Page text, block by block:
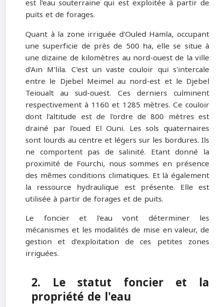
est l'eau souterraine qui est exploitée à partir de
puits et de forages.
Quant à la zone irriguée d'Ouled Hamla, occupant
une superficie de près de 500 ha, elle se situe à
une dizaine de kilomètres au nord-ouest de la ville
d'Ain M'lila. C'est un vaste couloir qui s'intercale
entre le Djebel Meimel au nord-est et le Djebel
Teioualt au sud-ouest. Ces derniers culminent
respectivement à 1160 et 1285 mètres. Ce couloir
dont l'altitude est de l'ordre de 800 mètres est
drainé par l'oued El Ouni. Les sols quaternaires
sont lourds au centre et légers sur les bordures. Ils
ne comportent pas de salinité. Etant donné la
proximité de Fourchi, nous sommes en présence
des mêmes conditions climatiques. Et là également
la ressource hydraulique est présente. Elle est
utilisée à partir de forages et de puits.
Le foncier et l'eau vont déterminer les
mécanismes et les modalités de mise en valeur, de
gestion et d'exploitation de ces petites zones
irriguées.
2. Le statut foncier et la
propriété de l'eau